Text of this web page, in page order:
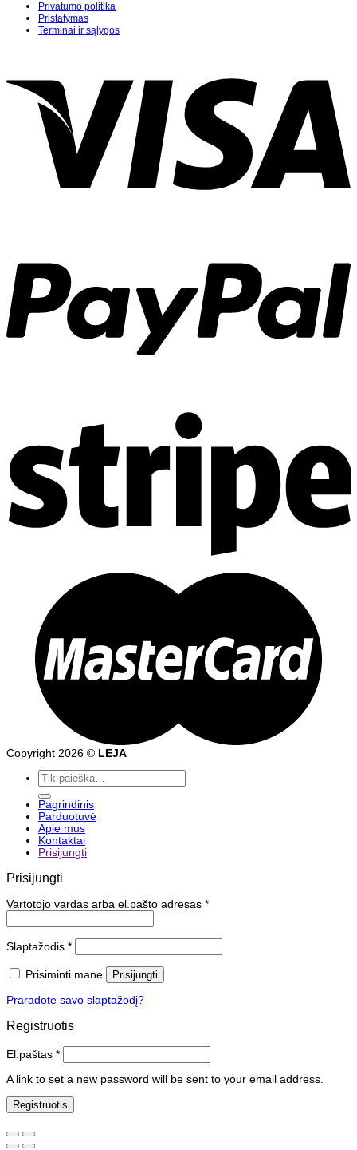
Privatumo politika
Pristatymas
Terminai ir sąlygos
Copyright 2026 © LEJA
Ieškoti:
Pagrindinis
Parduotuvė
Apie mus
Kontaktai
Prisijungti
Prisijungti
Vartotojo vardas arba el.pašto adresas *
Slaptažodis *
Prisiminti mane Prisijungti
Praradote savo slaptažodį?
Registruotis
El.paštas *
A link to set a new password will be sent to your email address.
Registruotis